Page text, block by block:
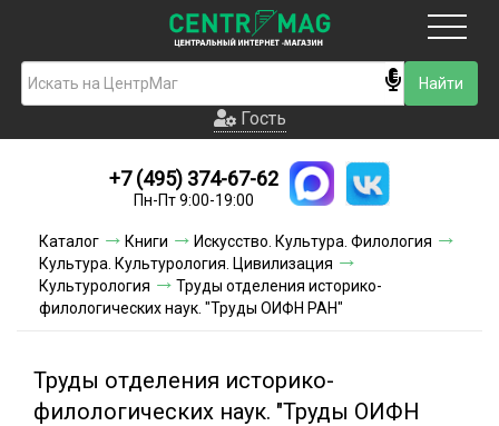
Гость
Новинки
Условия доставки
Условия оплаты
Акции и скидки
Гость
+7 (495) 374-67-62
Пн-Пт 9:00-19:00
Каталог Книги
Искусство. Культура. Филология
Культура. Культурология. Цивилизация
Культурология
Труды отделения историко-
филологических наук. "Труды ОИФН РАН"
Труды отделения историко-
филологических наук. "Труды ОИФН